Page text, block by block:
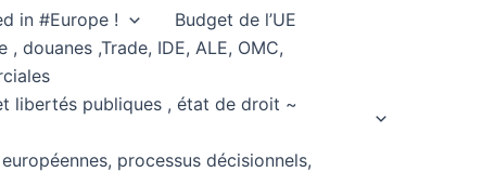
in #Europe !
Budget de l’UE
douanes ,Trade, IDE, ALE, OMC,
libertés publiques , état de droit ~
processus décisionnels,